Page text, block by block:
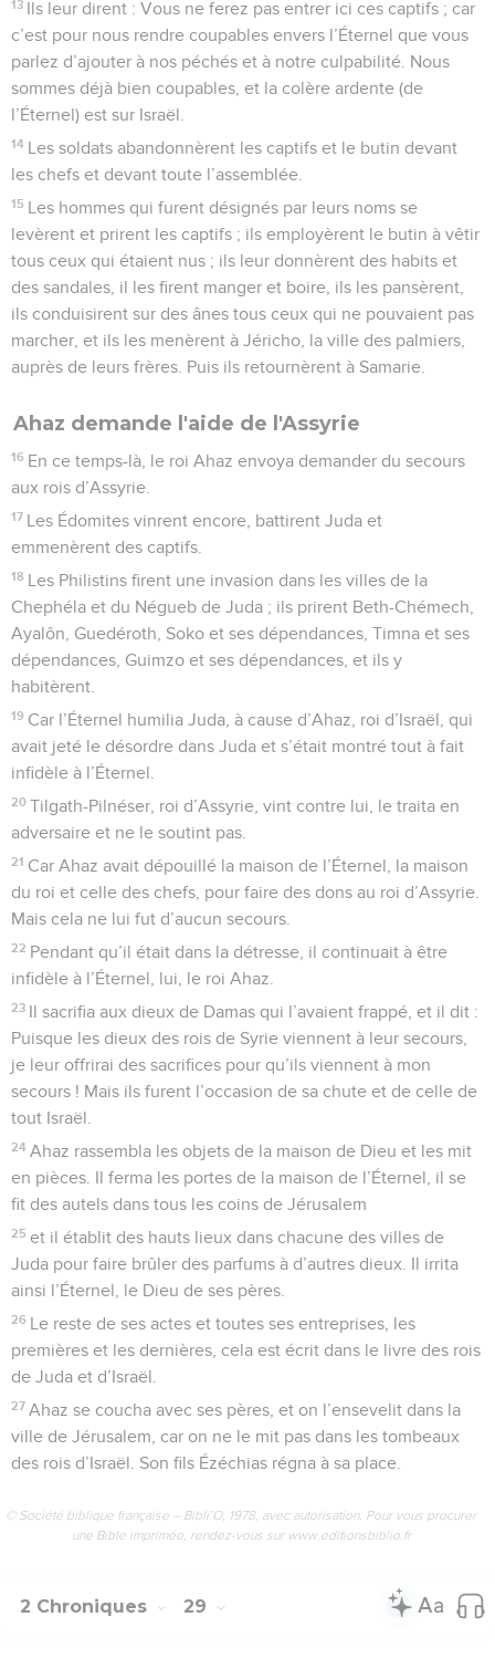
13 Ils leur dirent : Vous ne ferez pas entrer ici ces captifs ; car
c’est pour nous rendre coupables envers l’Éternel que vous
parlez d’ajouter à nos péchés et à notre culpabilité. Nous
sommes déjà bien coupables, et la colère ardente (de
l’Éternel) est sur Israël.
14 Les soldats abandonnèrent les captifs et le butin devant
les chefs et devant toute l’assemblée.
15 Les hommes qui furent désignés par leurs noms se
levèrent et prirent les captifs ; ils employèrent le butin à vêtir
tous ceux qui étaient nus ; ils leur donnèrent des habits et
des sandales, il les firent manger et boire, ils les pansèrent,
ils conduisirent sur des ânes tous ceux qui ne pouvaient pas
marcher, et ils les menèrent à Jéricho, la ville des palmiers,
auprès de leurs frères. Puis ils retournèrent à Samarie.
Ahaz demande l'aide de l'Assyrie
16 En ce temps-là, le roi Ahaz envoya demander du secours
aux rois d’Assyrie.
17 Les Édomites vinrent encore, battirent Juda et
emmenèrent des captifs.
18 Les Philistins firent une invasion dans les villes de la
Chephéla et du Négueb de Juda ; ils prirent Beth-Chémech,
Ayalôn, Guedéroth, Soko et ses dépendances, Timna et ses
dépendances, Guimzo et ses dépendances, et ils y
habitèrent.
19 Car l’Éternel humilia Juda, à cause d’Ahaz, roi d’Israël, qui
avait jeté le désordre dans Juda et s’était montré tout à fait
infidèle à l’Éternel.
20 Tilgath-Pilnéser, roi d’Assyrie, vint contre lui, le traita en
adversaire et ne le soutint pas.
21 Car Ahaz avait dépouillé la maison de l’Éternel, la maison
du roi et celle des chefs, pour faire des dons au roi d’Assyrie.
Mais cela ne lui fut d’aucun secours.
22 Pendant qu’il était dans la détresse, il continuait à être
infidèle à l’Éternel, lui, le roi Ahaz.
23 Il sacrifia aux dieux de Damas qui l’avaient frappé, et il dit :
Puisque les dieux des rois de Syrie viennent à leur secours,
je leur offrirai des sacrifices pour qu’ils viennent à mon
secours ! Mais ils furent l’occasion de sa chute et de celle de
tout Israël.
24 Ahaz rassembla les objets de la maison de Dieu et les mit
en pièces. Il ferma les portes de la maison de l’Éternel, il se
fit des autels dans tous les coins de Jérusalem
25 et il établit des hauts lieux dans chacune des villes de
Juda pour faire brûler des parfums à d’autres dieux. Il irrita
ainsi l’Éternel, le Dieu de ses pères.
26 Le reste de ses actes et toutes ses entreprises, les
premières et les dernières, cela est écrit dans le livre des rois
de Juda et d’Israël.
27 Ahaz se coucha avec ses pères, et on l’ensevelit dans la
ville de Jérusalem, car on ne le mit pas dans les tombeaux
des rois d’Israël. Son fils Ézéchias régna à sa place.
© Société biblique française – Bibli’O, 1978, avec autorisation. Pour vous procurer
une Bible imprimée, rendez-vous sur www.editionsbiblio.fr
2 Chroniques 29